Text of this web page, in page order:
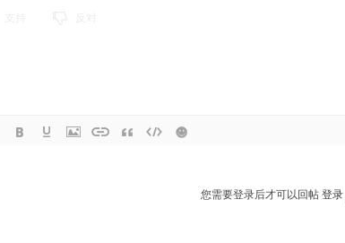
您需要登录后才可以回帖 登录|